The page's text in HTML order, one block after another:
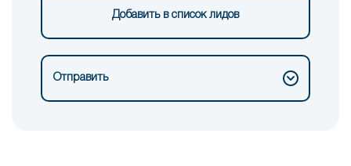
Добавить в список лидов
Отправить